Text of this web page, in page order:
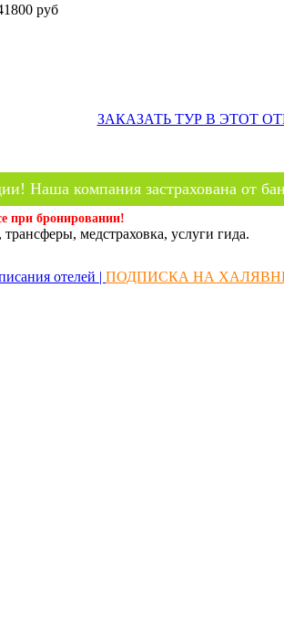
руб
ЗАКАЗАТЬ ТУР В ЭТОТ
Наша компания застрахована от
при бронировании!
медстраховка, услуги гида.
отелей | ПОДПИСКА НА